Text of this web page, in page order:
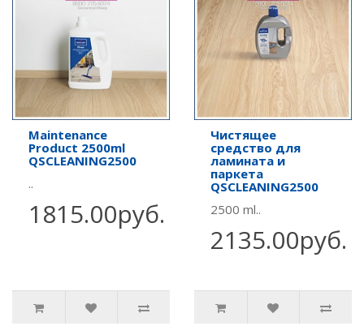
Maintenance
Product 2500ml
QSCLEANING2500
..
1815.00руб.
Чистящее
средство для
ламината и
паркета
QSCLEANING2500
2500 ml..
2135.00руб.